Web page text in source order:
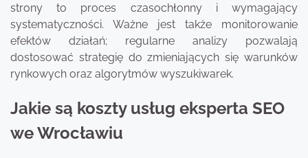
strony to proces czasochłonny i wymagający
systematyczności. Ważne jest także monitorowanie
efektów działań; regularne analizy pozwalają
dostosować strategię do zmieniających się warunków
rynkowych oraz algorytmów wyszukiwarek.
Jakie są koszty usług eksperta SEO
we Wrocławiu